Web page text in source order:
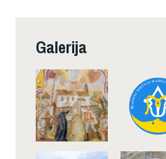
Galerija